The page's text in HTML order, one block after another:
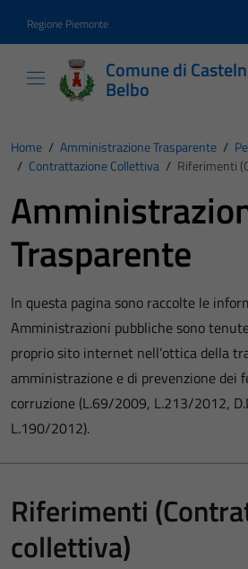
Regione Piemonte
Comune di
Belbo
Home / Amministrazione Trasparente /
/ Contrattazione Collettiva / Riferimenti
Trasparente
In questa pagina sono raccolte le
Amministrazioni pubbliche sono
proprio sito internet nell’ottica della
amministrazione e di prevenzione dei
corruzione (L.69/2009, L.213/2012,
L.190/2012).
Riferimenti
collettiva)